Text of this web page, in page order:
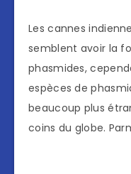
Les cannes
semblent avoir la
phasmides,
espèces de
beaucoup plus
coins du globe.